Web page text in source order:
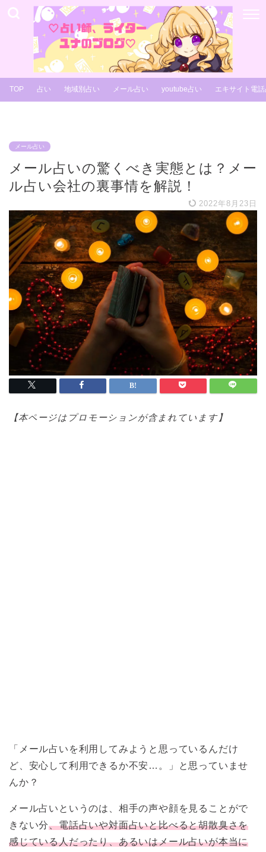
TOP 占い 地域別占い メール占い youtube占い エキサイト電
メール占い
メール占いの驚くべき実態とは？メー
ル占い会社の裏事情を解説！
2022年8月23日
【本ページはプロモーションが含まれています】
「メール占いを利用してみようと思っているんだけ
ど、安心して利用できるか不安…。」と思っていませ
んか？
メール占いというのは、相手の声や顔を見ることがで
きない分、電話占いや対面占いと比べると胡散臭さを
感じている人だったり、あるいはメール占いが本当に